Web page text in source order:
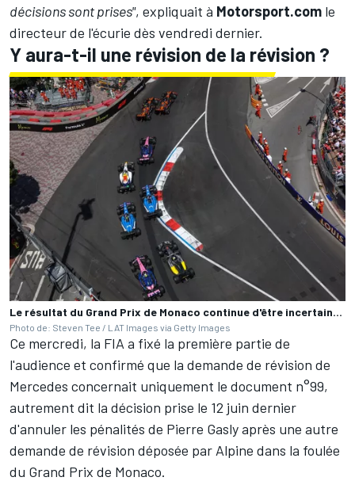
décisions sont prises", expliquait à Motorsport.com le
directeur de l'écurie dès vendredi dernier.
Y aura-t-il une révision de la révision ?
Le résultat du Grand Prix de Monaco continue d'être incertain...
Photo de: Steven Tee / LAT Images via Getty Images
Ce mercredi, la FIA a fixé la première partie de
l'audience et confirmé que la demande de révision de
Mercedes concernait uniquement le document n°99,
autrement dit la décision prise le 12 juin dernier
d'annuler les pénalités de Pierre Gasly après une autre
demande de révision déposée par Alpine dans la foulée
du Grand Prix de Monaco.